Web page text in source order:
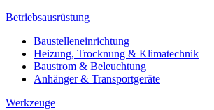
Betriebsausrüstung
Baustelleneinrichtung
Heizung, Trocknung & Klimatechnik
Baustrom & Beleuchtung
Anhänger & Transportgeräte
Werkzeuge